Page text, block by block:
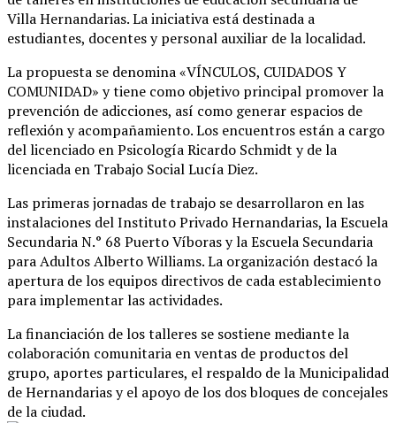
Villa Hernandarias. La iniciativa está destinada a
estudiantes, docentes y personal auxiliar de la localidad.
La propuesta se denomina «VÍNCULOS, CUIDADOS Y
COMUNIDAD» y tiene como objetivo principal promover la
prevención de adicciones, así como generar espacios de
reflexión y acompañamiento. Los encuentros están a cargo
del licenciado en Psicología Ricardo Schmidt y de la
licenciada en Trabajo Social Lucía Diez.
Las primeras jornadas de trabajo se desarrollaron en las
instalaciones del Instituto Privado Hernandarias, la Escuela
Secundaria N.° 68 Puerto Víboras y la Escuela Secundaria
para Adultos Alberto Williams. La organización destacó la
apertura de los equipos directivos de cada establecimiento
para implementar las actividades.
La financiación de los talleres se sostiene mediante la
colaboración comunitaria en ventas de productos del
grupo, aportes particulares, el respaldo de la Municipalidad
de Hernandarias y el apoyo de los dos bloques de concejales
de la ciudad.